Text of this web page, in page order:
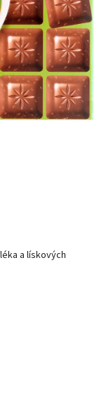
a lískových